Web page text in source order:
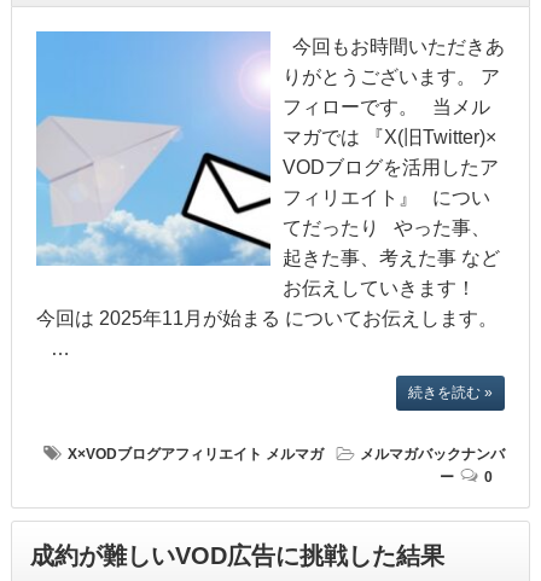
今回もお時間いただきあ
りがとうございます。 ア
フィローです。 当メル
マガでは 『X(旧Twitter)×
VODブログを活用したア
フィリエイト』 につい
てだったり やった事、
起きた事、考えた事 など
お伝えしていきます！
今回は 2025年11月が始まる についてお伝えします。
…
続きを読む »
X×VODブログアフィリエイト メルマガ
メルマガバックナンバ
ー
0
成約が難しいVOD広告に挑戦した結果